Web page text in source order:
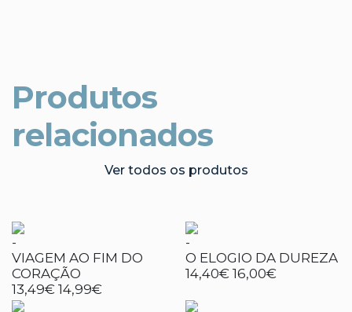
Produtos
relacionados
Ver todos os produtos
-
VIAGEM AO FIM DO
CORAÇÃO
13,49€ 14,99€
-
O ELOGIO DA DUREZA
14,40€ 16,00€